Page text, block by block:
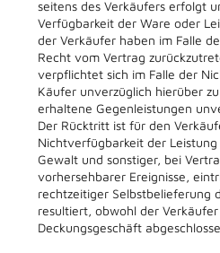
seitens des Verkäufers erfolgt
Verfügbarkeit der Ware oder
der Verkäufer haben im Falle
Recht vom Vertrag
verpflichtet sich im Falle der
Käufer unverzüglich hierüber
erhaltene Gegenleistungen
Der Rücktritt ist für den
Nichtverfügbarkeit der
Gewalt und sonstiger, bei
vorhersehbarer Ereignisse,
rechtzeitiger Selbstbelieferung
resultiert, obwohl der
Deckungsgeschäft